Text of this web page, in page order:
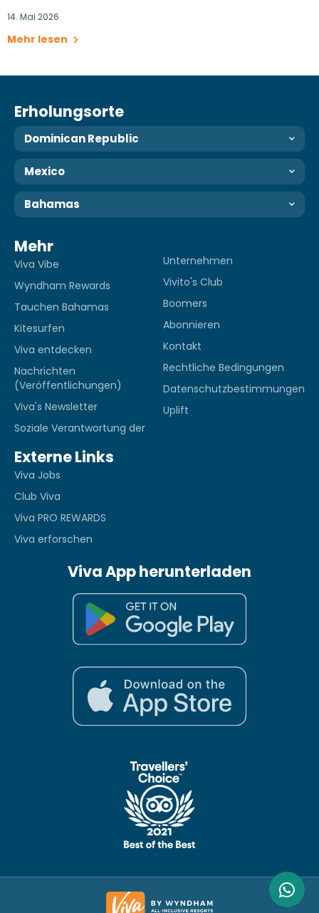
14. Mai 2026
Mehr lesen
Erholungsorte
Dominican Republic
Mexico
Bahamas
Mehr
Viva Vibe
Wyndham Rewards
Tauchen Bahamas
Kitesurfen
Viva entdecken
Nachrichten
(Veröffentlichungen)
Viva's Newsletter
Soziale Verantwortung der
Unternehmen
Vivito's Club
Boomers
Abonnieren
Kontakt
Rechtliche Bedingungen
Datenschutzbestimmungen
Uplift
Externe Links
Viva Jobs
Club Viva
Viva PRO REWARDS
Viva erforschen
Viva App herunterladen